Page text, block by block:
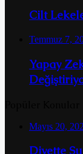
Cilt
Temmuz 7,
Yapay
Mayıs 20,
Diyette